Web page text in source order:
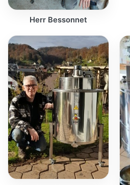
Herr Bessonnet